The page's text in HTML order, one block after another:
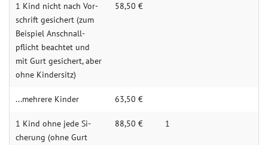
1 Kind nicht nach Vor­
schrift gesi­chert (zum
Beispiel An­schnall­
pflicht be­achtet und
mit Gurt gesi­chert, aber
ohne Kin­dersitz)
58,50 €
...mehrere Kin­der 63,50 €
1 Kind oh­ne jede Si­
cherung (ohne Gurt
88,50 € 1